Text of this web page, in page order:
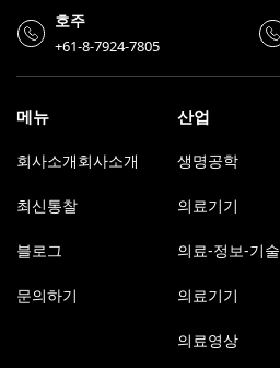
호주
+61-8-7924-7805
메뉴
회사소개회사소개
최신통찰
블로그
문의하기
산업
생명공학
의료기기
의료-정보-기술
의료기기
의료영상